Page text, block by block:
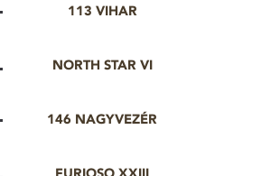
113 VIHAR
NORTH STAR VI
146 NAGYVEZÉR